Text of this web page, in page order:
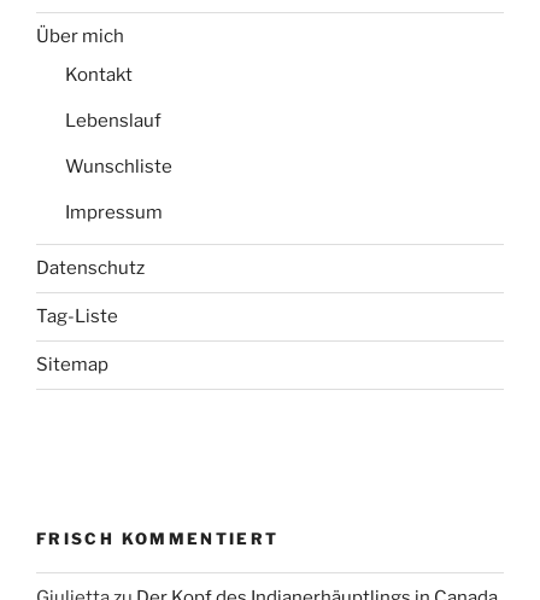
Über mich
Kontakt
Lebenslauf
Wunschliste
Impressum
Datenschutz
Tag-Liste
Sitemap
FRISCH KOMMENTIERT